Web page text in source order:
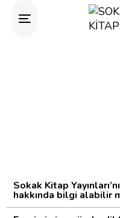
Toggle
Sokak Kitap
hakkında bilgi alabilir